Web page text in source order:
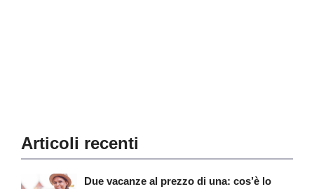
Articoli recenti
Due vacanze al prezzo di una: cos’è lo